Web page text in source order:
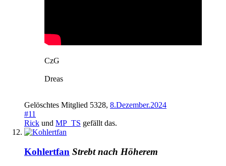
CzG
Dreas
Gelöschtes Mitglied 5328, 8.Dezember.2024
#11
Rick und MP_TS gefällt das.
Kohlertfan Strebt nach Höherem